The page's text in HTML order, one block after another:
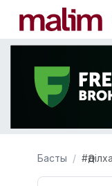
Басты